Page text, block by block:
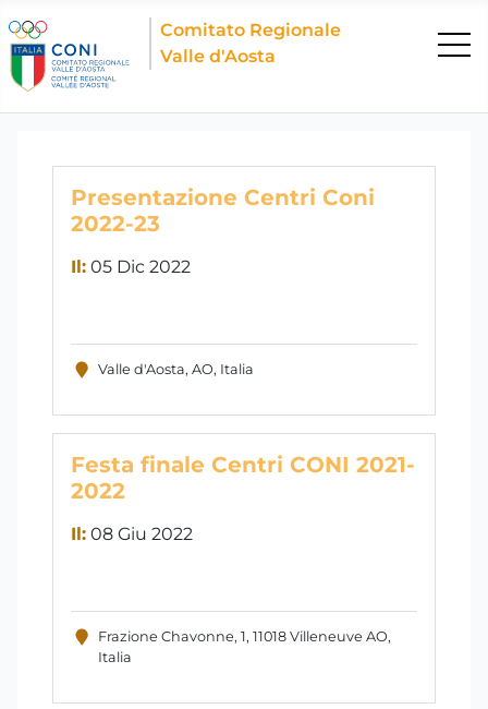
Comitato Regionale
Valle d'Aosta
Presentazione Centri Coni
2022-23
Il: 05 Dic 2022
Valle d'Aosta, AO, Italia
Festa finale Centri CONI 2021-
2022
Il: 08 Giu 2022
Frazione Chavonne, 1, 11018 Villeneuve AO,
Italia